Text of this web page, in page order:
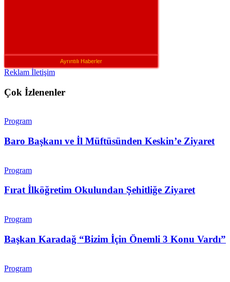
Ayrıntılı Haberler
Reklam İletişim
Çok İzlenenler
Program
Baro Başkanı ve İl Müftüsünden Keskin’e Ziyaret
Program
Fırat İlköğretim Okulundan Şehitliğe Ziyaret
Program
Başkan Karadağ “Bizim İçin Önemli 3 Konu Vardı”
Program